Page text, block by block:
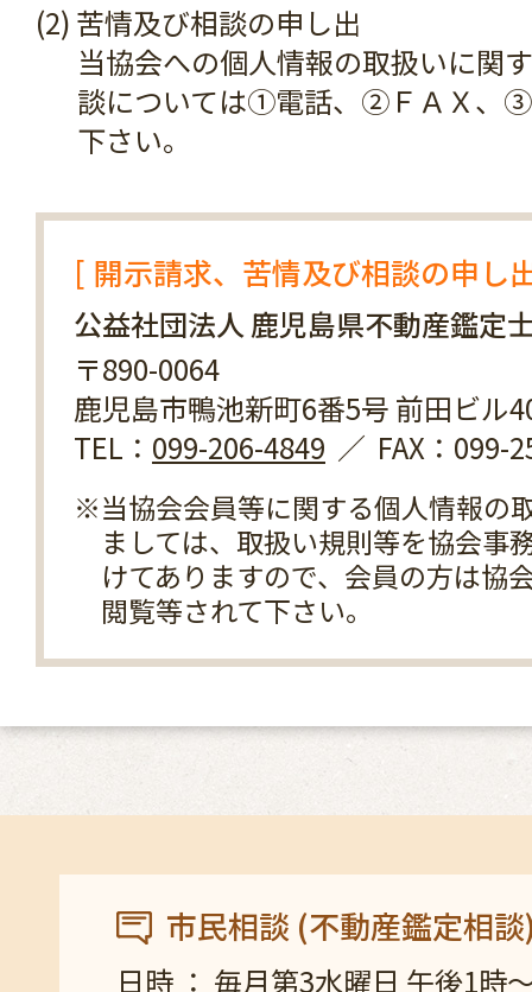
(2) 苦情及び相談の申し出
当協会への個人情報の取扱いに関
談については①電話、②ＦＡＸ、
下さい。
開示請求、苦情及び相談の申し
公益社団法人 鹿児島県不動産鑑定
〒890-0064
鹿児島市鴨池新町6番5号 前田ビル
TEL： 099-206-4849 ／ FAX：099-
※当協会会員等に関する個人情報の
ましては、取扱い規則等を協会事
けてありますので、会員の方は協
閲覧等されて下さい。
市民相談 (不動産鑑定相
日時 ： 毎月第3水曜日 午後1時